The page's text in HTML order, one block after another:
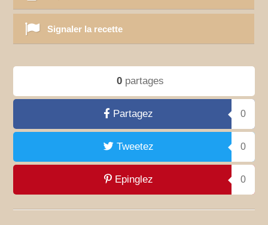
Signaler la recette
0partages
Partagez 0
Tweetez 0
Epinglez 0